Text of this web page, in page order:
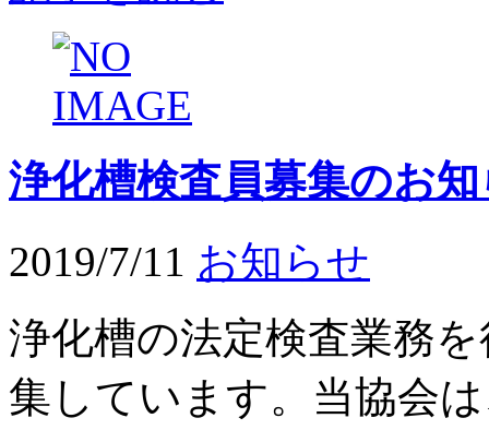
浄化槽検査員募集のお
2019/7/11 お知らせ
浄化槽の法定検査業務
集しています。当協会